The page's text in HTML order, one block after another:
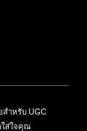
สำหรับ UGC
ใส่ใจคุณ